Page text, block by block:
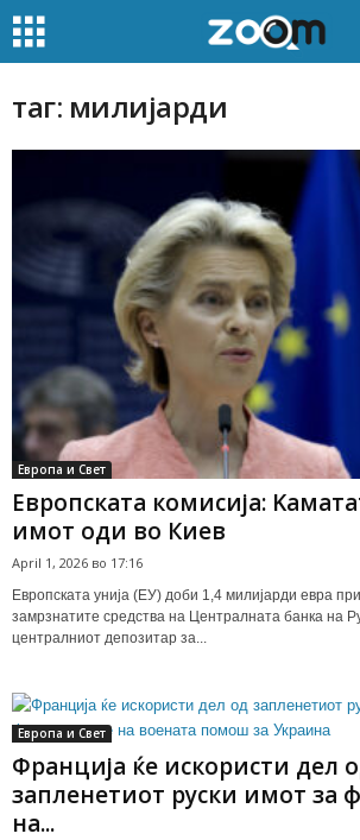
таг: милијарди
Европа и Свет
Европската комисија:
имот оди во Киев
April 1, 2026 во 17:16
Европската унија (ЕУ) доби 1,4 милијарди евра
замрзнатите средства на Централната банка на
централниот депозитар за...
Европа и Свет
Франција ќе искористи дел
запленетиот руски имот за
на...